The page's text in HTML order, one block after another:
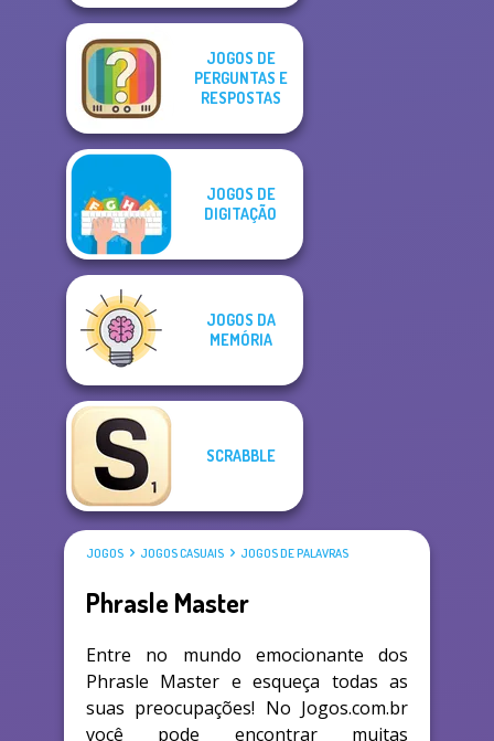
JOGOS DE
PERGUNTAS E
RESPOSTAS
JOGOS DE
DIGITAÇÃO
JOGOS DA
MEMÓRIA
SCRABBLE
JOGOS JOGOS CASUAIS JOGOS DE PALAVRAS
Phrasle Master
Entre no mundo emocionante dos
Phrasle Master e esqueça todas as
suas preocupações! No Jogos.com.br
você pode encontrar muitas